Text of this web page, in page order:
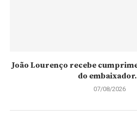
João Lourenço recebe
do
07/08/2026